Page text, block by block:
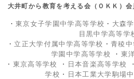
大井町から教育を考える会（ＯＫＫ）
・ 東京女子学園中学高等学校 ・ 大森
目黒中学高等学
・ 立正大学付属中学高等学校 ・ 青稜
学園中学高等学校
・ 東
・ 東京高等学校 ・ 日本音楽高等学校 ・
学校 ・
日本工業大学駒場